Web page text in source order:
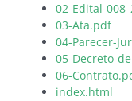
02-Edital-
03-Ata.pdf
04-Parecer-
05-Decreto-
06-
index.html